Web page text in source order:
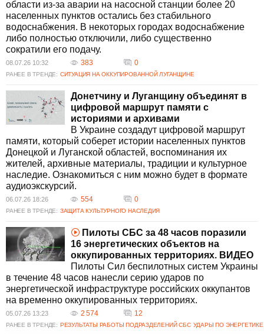
области из-за аварии на насосной станции более 20
населенных пунктов остались без стабильного
водоснабжения. В некоторых городах водоснабжение
либо полностью отключили, либо существенно
сократили его подачу.
08.07.26 10:32 383 0
РАНЕЕ В ТРЕНДЕ: СИТУАЦИЯ НА ОККУПИРОВАННОЙ ЛУГАНЩИНЕ
Донетчину и Луганщину объединят в
цифровой маршрут памяти с
историями и архивами
В Украине создадут цифровой маршрут
памяти, который соберет истории населенных пунктов
Донецкой и Луганской областей, воспоминания их
жителей, архивные материалы, традиции и культурное
наследие. Ознакомиться с ним можно будет в формате
аудиоэкскурсий.
06.07.26 18:26 554 0
РАНЕЕ В ТРЕНДЕ: ЗАЩИТА КУЛЬТУРНОГО НАСЛЕДИЯ
Пилоты СБС за 48 часов поразили
16 энергетических объектов на
оккупированных территориях. ВИДЕО
Пилоты Сил беспилотных систем Украины
в течение 48 часов нанесли серию ударов по
энергетической инфраструктуре российских оккупантов
на временно оккупированных территориях.
05.07.26 13:23 2 574 12
РАНЕЕ В ТРЕНДЕ: РЕЗУЛЬТАТЫ РАБОТЫ ПОДРАЗДЕЛЕНИЙ СБС УДАРЫ ПО